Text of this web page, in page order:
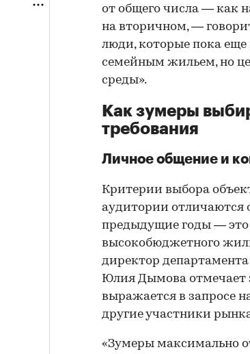
от общего числа — как
на вторичном, —
люди, которые пока еще
семейным жильем, но
среды».
Как зумеры
требования
Личное общение и
Критерии выбора
аудитории отличаются
предыдущие годы — это
высокобюджетного
директор
Юлия Дымова отмечает
выражается в запросе
другие участники
«Зумеры максимально